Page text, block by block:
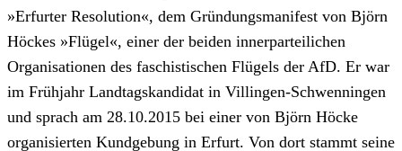
»Erfurter Resolution«, dem Gründungsmanifest von Björn
Höckes »Flügel«, einer der beiden innerparteilichen
Organisationen des faschistischen Flügels der AfD. Er war
im Frühjahr Landtagskandidat in Villingen-Schwenningen
und sprach am 28.10.2015 bei einer von Björn Höcke
organisierten Kundgebung in Erfurt. Von dort stammt seine